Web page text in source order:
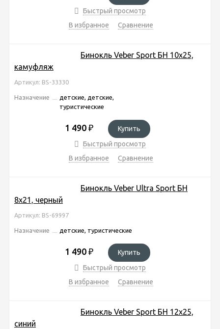
Быстрый просмотр
В избранное
Сравнение
Бинокль Veber Sport БН 10x25,
камуфляж
Артикул: BS-33330
Назначение
детские, детские,
туристические
1 490 ₽
Купить
Быстрый просмотр
В избранное
Сравнение
Бинокль Veber Ultra Sport БН
8x21, черный
Артикул: BS-69997
Назначение детские, туристические
1 490 ₽
Купить
Быстрый просмотр
В избранное
Сравнение
Бинокль Veber Sport БН 12х25,
синий